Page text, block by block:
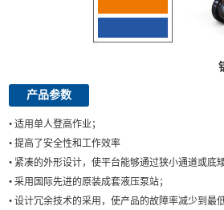
产品参数
• 适用单人登高作业；
• 提高了安全性和工作效率
• 紧凑的外形设计，使平台能够通过狭小通道或底矮
• 采用国际先进的原装成套液压泵站；
• 设计冗余技术的采用，使产品的故障率减少到最低